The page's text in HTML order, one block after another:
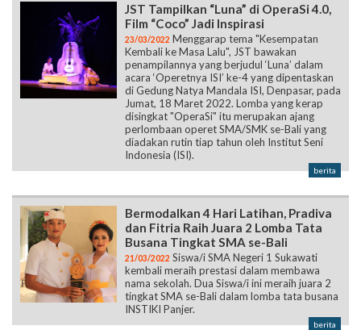
JST Tampilkan “Luna” di OperaSi 4.0,
Film “Coco” Jadi Inspirasi
23/03/2022 Menggarap tema "Kesempatan
Kembali ke Masa Lalu", JST bawakan
penampilannya yang berjudul ‘Luna’ dalam
acara ‘Operetnya ISI’ ke-4 yang dipentaskan
di Gedung Natya Mandala ISI, Denpasar, pada
Jumat, 18 Maret 2022. Lomba yang kerap
disingkat "OperaSi" itu merupakan ajang
perlombaan operet SMA/SMK se-Bali yang
diadakan rutin tiap tahun oleh Institut Seni
Indonesia (ISI).
berita
Bermodalkan 4 Hari Latihan, Pradiva
dan Fitria Raih Juara 2 Lomba Tata
Busana Tingkat SMA se-Bali
21/03/2022 Siswa/i SMA Negeri 1 Sukawati
kembali meraih prestasi dalam membawa
nama sekolah. Dua Siswa/i ini meraih juara 2
tingkat SMA se-Bali dalam lomba tata busana
INSTIKI Panjer.
berita